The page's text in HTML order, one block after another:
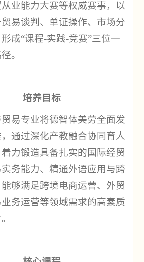
业能力大赛等权威赛事，以
易谈判、单证操作、市场分
成“课程-实践-竞赛”三位一
。
培养目标
贸易专业将德智体美劳全面发
通过深化产教融合协同育人
力锻造具备扎实的国际经贸
务能力、精通外语应用与跨
够满足跨境电商运营、外贸
务运营等领域需求的高素质